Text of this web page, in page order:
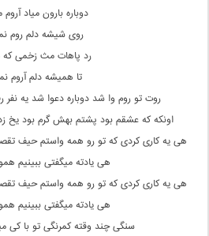
دوباره بارون میاد آروم
روی شیشه دلم روم
رد پاهات مث زخمی که
تا همیشه دلم آروم
روت تو روم وا شد دوباره دعوا شد یه نفر
اونکه که عشقم بود پشتم بهش گرم بود یخ
هی یه کاری کردی که تو رو همه واستم حیف
هی یادته میگفتی ببینیم
هی یه کاری کردی که تو رو همه واستم حیف
هی یادته میگفتی ببینیم
سنگی چند وقته کمرنگی تو با کی